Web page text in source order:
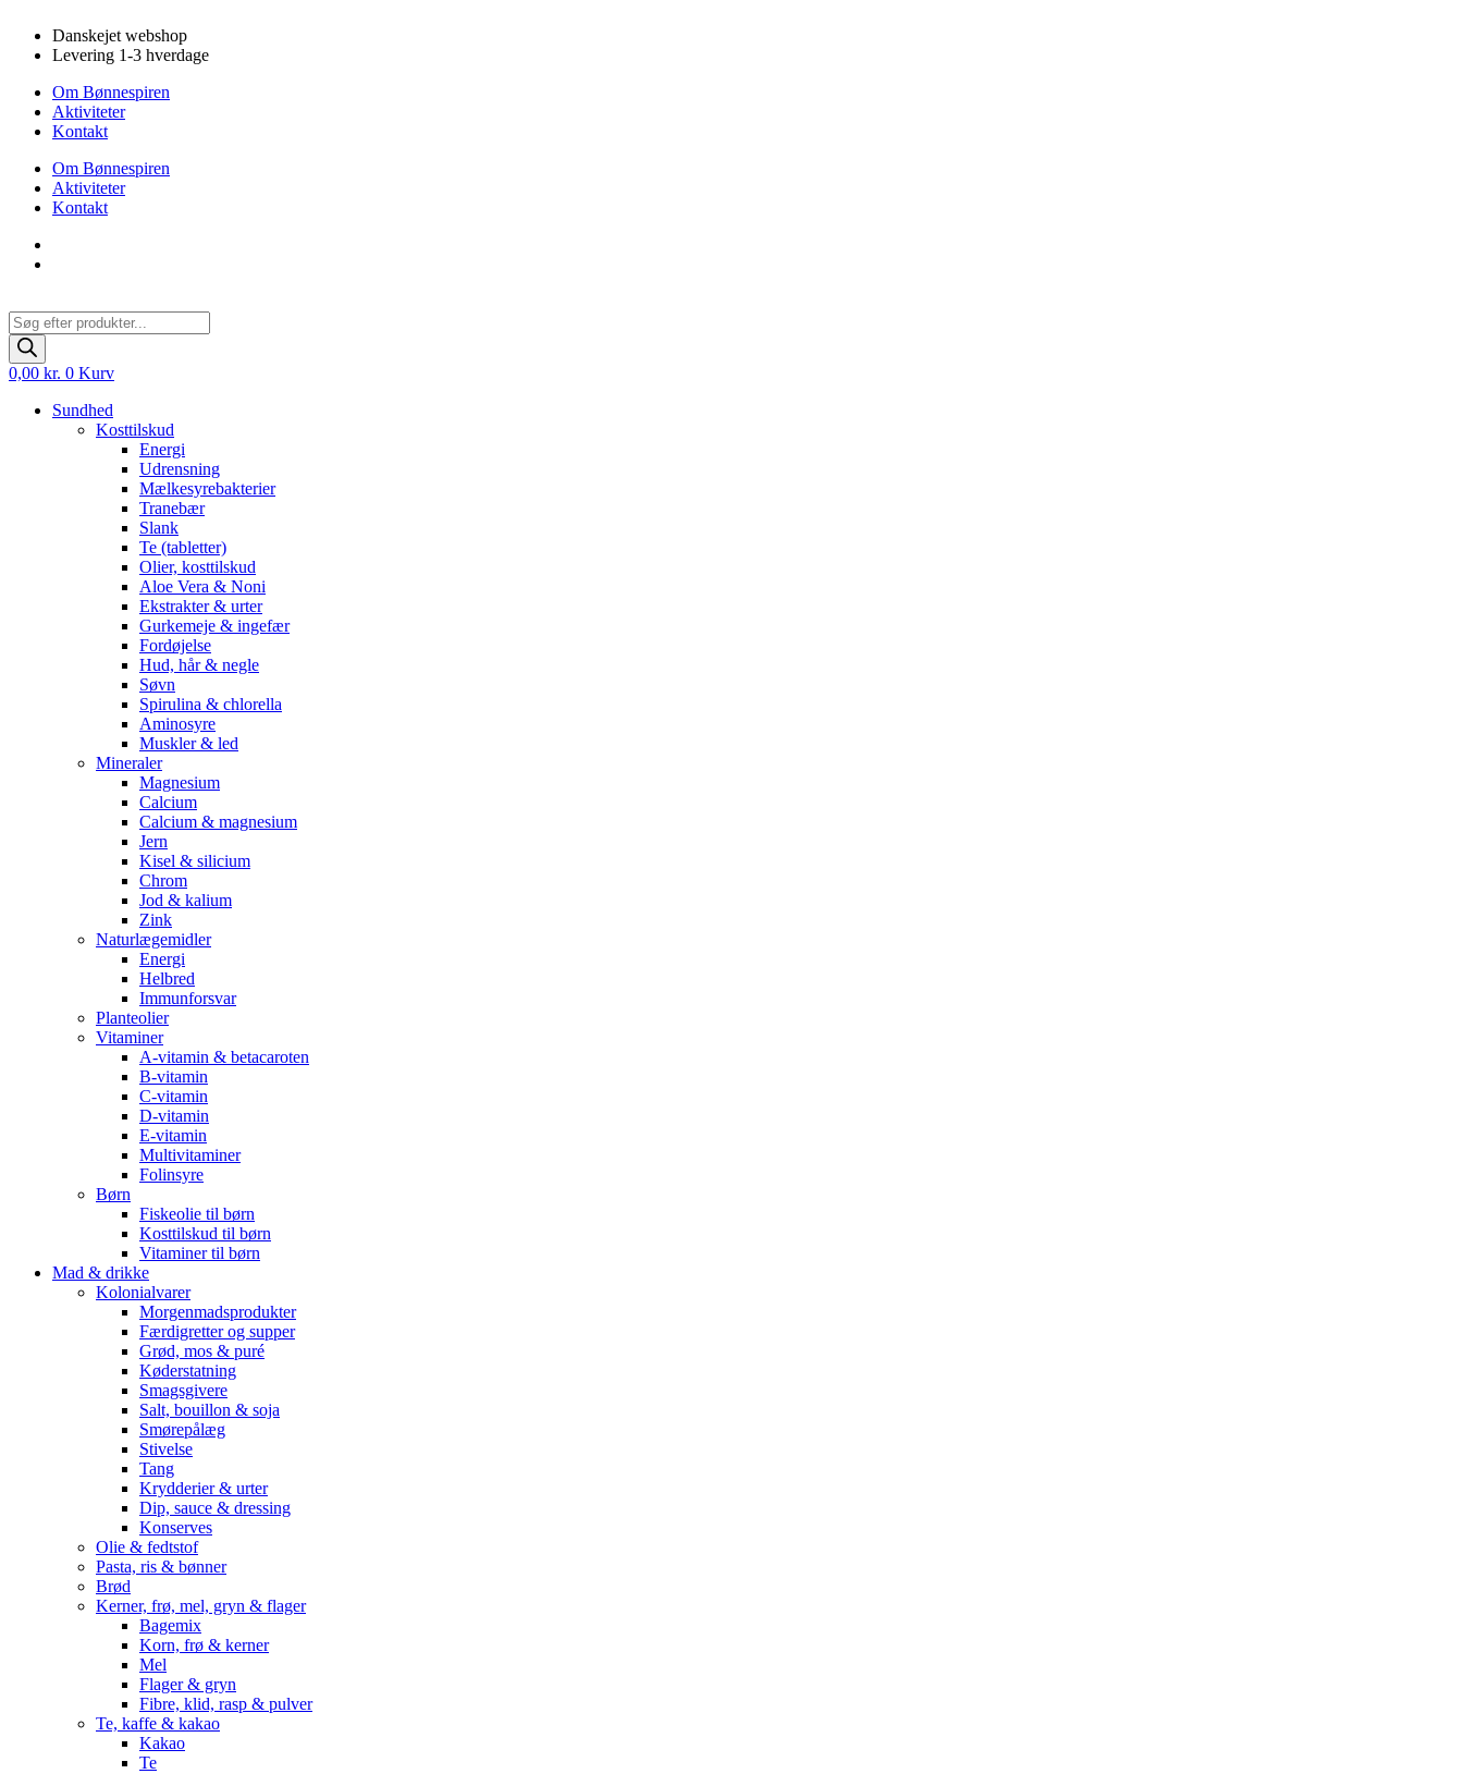
indhold
Danskejet webshop
Levering 1-3 hverdage
Om Bønnespiren
Aktiviteter
Kontakt
Om Bønnespiren
Aktiviteter
Kontakt
Products
search
0,00 kr. 0 Kurv
Sundhed
Kosttilskud
Energi
Udrensning
Mælkesyrebakterier
Tranebær
Slank
Te (tabletter)
Olier, kosttilskud
Aloe Vera & Noni
Ekstrakter & urter
Gurkemeje & ingefær
Fordøjelse
Hud, hår & negle
Søvn
Spirulina & chlorella
Aminosyre
Muskler & led
Mineraler
Magnesium
Calcium
Calcium & magnesium
Jern
Kisel & silicium
Chrom
Jod & kalium
Zink
Naturlægemidler
Energi
Helbred
Immunforsvar
Planteolier
Vitaminer
A-vitamin & betacaroten
B-vitamin
C-vitamin
D-vitamin
E-vitamin
Multivitaminer
Folinsyre
Børn
Fiskeolie til børn
Kosttilskud til børn
Vitaminer til børn
Mad & drikke
Kolonialvarer
Morgenmadsprodukter
Færdigretter og supper
Grød, mos & puré
Køderstatning
Smagsgivere
Salt, bouillon & soja
Smørepålæg
Stivelse
Tang
Krydderier & urter
Dip, sauce & dressing
Konserves
Olie & fedtstof
Pasta, ris & bønner
Brød
Kerner, frø, mel, gryn & flager
Bagemix
Korn, frø & kerner
Mel
Flager & gryn
Fibre, klid, rasp & pulver
Te, kaffe & kakao
Kakao
Te